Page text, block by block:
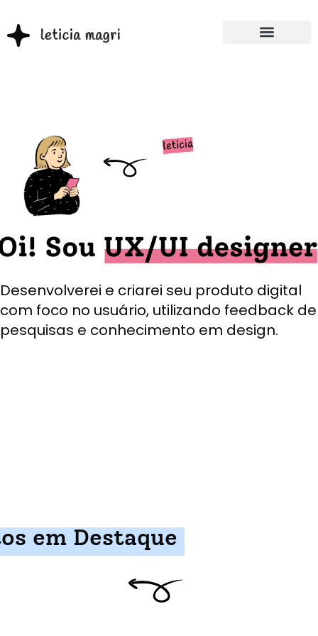
Desenvolverei e criarei seu produto digital
com foco no usuário, utilizando feedback de
pesquisas e conhecimento em design.
em Destaque